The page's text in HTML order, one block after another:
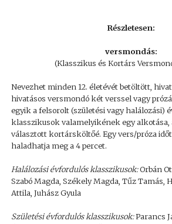
Részletesen:
versmondás:
(Klasszikus és Kortárs
Nevezhet minden 12. életévét betöltött,
hivatásos versmondó két verssel vagy
egyik a felsorolt (születési vagy halálozási)
klasszikusok valamelyikének egy alkotása,
választott kortársköltőé. Egy vers/próza
haladhatja meg a 4 percet.
Halálozási évfordulós klasszikusok:Orbán
Szabó Magda, Székely Magda, Tűz Tamás,
Attila, Juhász Gyula
Születési évfordulós klasszikusok:Parancs